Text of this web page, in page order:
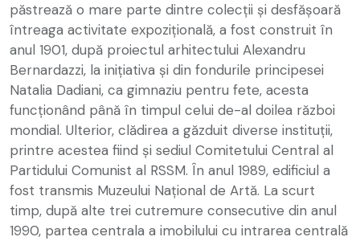
păstrează o mare parte dintre colecții și desfășoară
întreaga activitate expozițională, a fost construit în
anul 1901, după proiectul arhitectului Alexandru
Bernardazzi, la inițiativa și din fondurile principesei
Natalia Dadiani, ca gimnaziu pentru fete, acesta
funcționând până în timpul celui de-al doilea război
mondial. Ulterior, clădirea a găzduit diverse instituții,
printre acestea fiind și sediul Comitetului Central al
Partidului Comunist al RSSM. În anul 1989, edificiul a
fost transmis Muzeului Național de Artă. La scurt
timp, după alte trei cutremure consecutive din anul
1990, partea centrala a imobilului cu intrarea centrală